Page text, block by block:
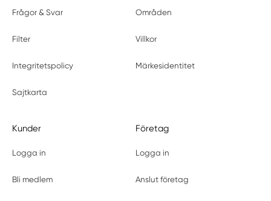
Frågor & Svar Områden
Filter Villkor
Integritetspolicy Märkesidentitet
Sajtkarta
Kunder
Logga in
Bli medlem
Företag
Logga in
Anslut företag